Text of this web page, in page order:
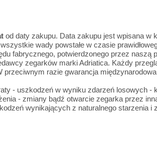
od daty zakupu. Data zakupu jest wpisana w
wady powstałe w czasie
fabrycznego, potwierdzonego przez
zegarków marki Adriatica. Każdy
razie gwarancja
- uszkodzeń w wyniku zdarzeń losowych
- zmiany bądź otwarcie zegarka przez
wynikających z naturalnego starzenia